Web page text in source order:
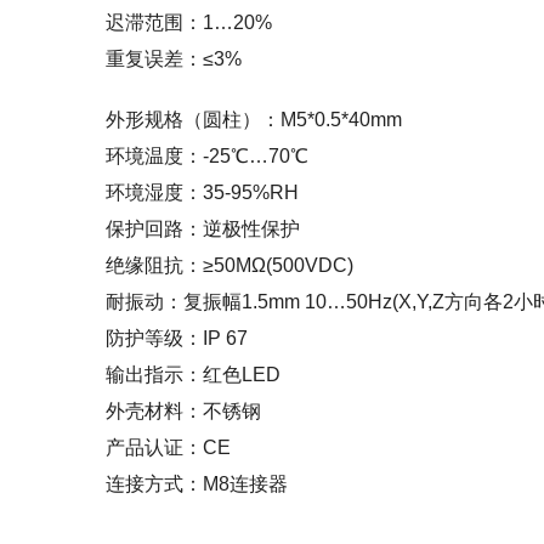
迟滞范围：1…20%
重复误差：≤3%
外形规格（圆柱）：M5*0.5*40mm
环境温度：-25℃…70℃
环境湿度：35-95%RH
保护回路：逆极性保护
绝缘阻抗：≥50MΩ(500VDC)
耐振动：复振幅1.5mm 10…50Hz(X,Y,Z方向各2小
防护等级：IP 67
输出指示：红色LED
外壳材料：不锈钢
产品认证：CE
连接方式：M8连接器